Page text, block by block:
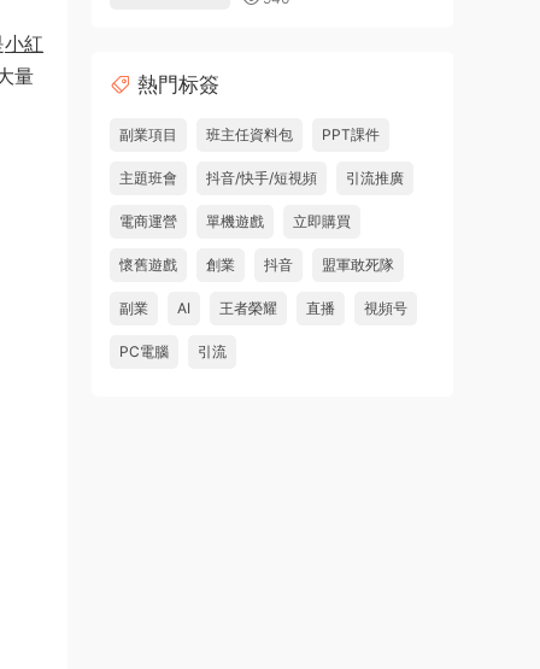
小紅
量
熱門标簽
副業項目 班主任資料包 PPT課件
主題班會 抖音/快手/短視頻 引流推廣
電商運營 單機遊戲 立即購買
懷舊遊戲 創業 抖音 盟軍敢死隊
副業 AI 王者榮耀 直播 視頻号
PC電腦 引流